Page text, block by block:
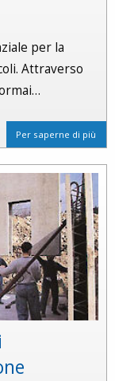
per la
Attraverso
Per saperne di più